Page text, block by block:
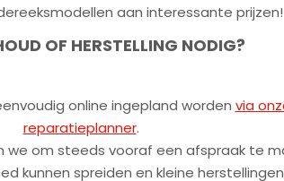
aan interessante prijzen!
OF HERSTELLING NODIG?
online ingepland worden via
reparatieplanner.
we om steeds vooraf een afspraak te
kunnen spreiden en kleine